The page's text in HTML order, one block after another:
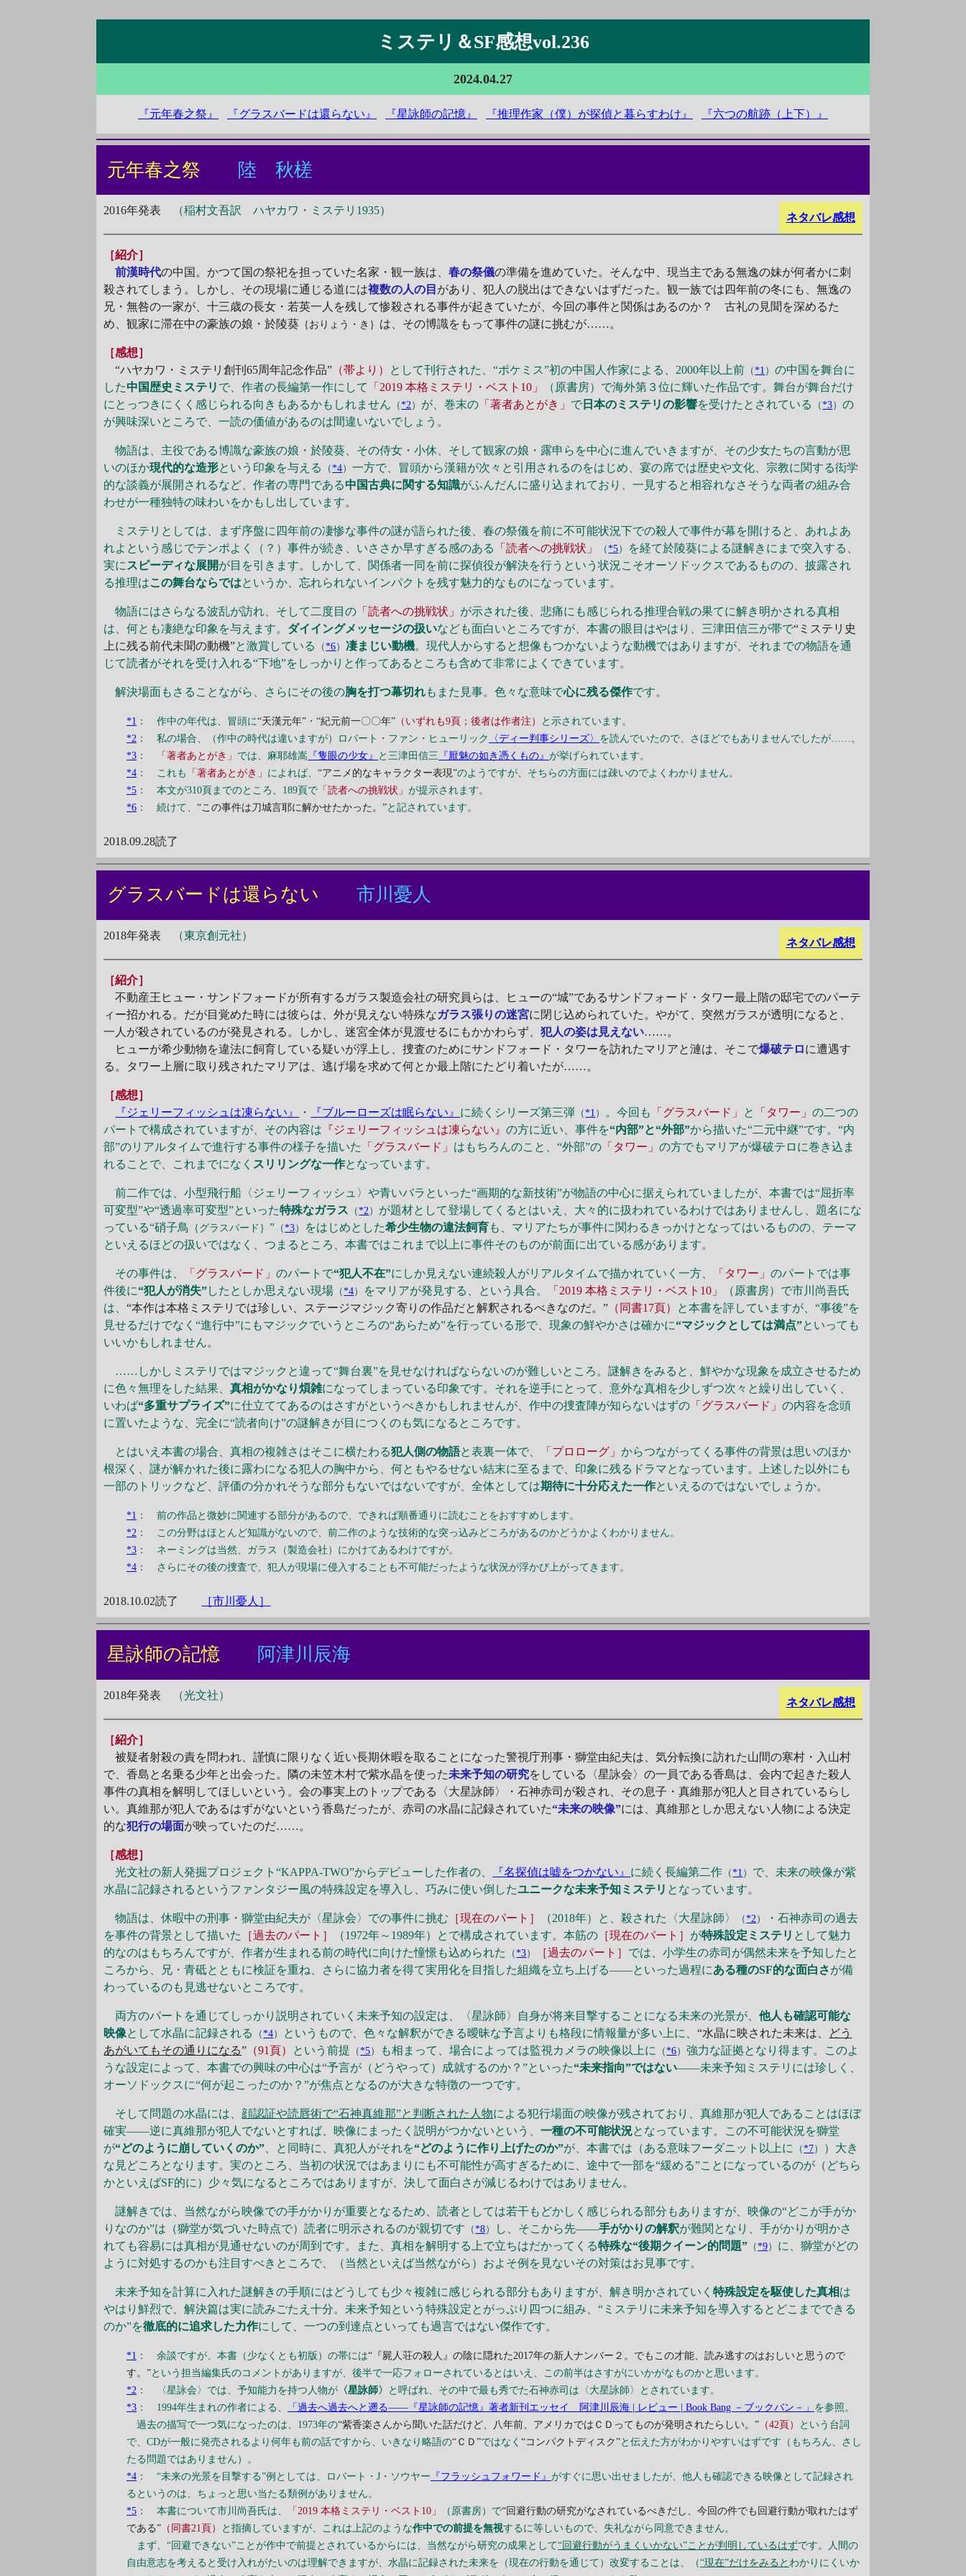
ミステリ＆SF感想vol.236
2024.04.27
『元年春之祭』 『グラスバードは還らない』 『星詠師の記憶』 『推理作家（僕）が探偵と暮らすわけ』 『六つの航跡（上下）』
元年春之祭 陸 秋槎
ネタバレ感想
2016年発表 （稲村文吾訳 ハヤカワ・ミステリ1935）
［紹介］
前漢時代の中国。かつて国の祭祀を担っていた名家・観一族は、春の祭儀の準備を進めていた。そんな中、現当主である無逸の妹が何者かに刺
殺されてしまう。しかし、その現場に通じる道には複数の人の目 があり、犯人の脱出はできないはずだった。観一族では四年前の冬にも、無逸の
兄・無咎の一家が、十三歳の長女・若英一人を残して惨殺される事件が起きていたが、今回の事件と関係はあるのか？ 古礼の見聞を深めるた
め、観家に滞在中の豪族の娘・於陵葵 ｛おりょう・き｝ は、その博識をもって事件の謎に挑むが……。
［感想］
“ハヤカワ・ミステリ創刊65周年記念作品” （帯より） として刊行された、“ポケミス”初の中国人作家による、2000年以上前 （*1 ）の中国を舞台に
した中国歴史ミステリ で、作者の長編第一作にして 「2019 本格ミステリ・ベスト10」
（原書房）で海外第３位に輝いた作品です。舞台が舞台だけ
にとっつきにくく感じられる向きもあるかもしれません （*2） が、巻末の 「著者あとがき」 で 日本のミステリの影響を受けたとされている （*3）の
が興味深いところで、一読の価値があるのは間違いないでしょう。
物語は、主役である博識な豪族の娘・於陵葵、その侍女・小休、そして観家の娘・露申らを中心に進んでいきますが、その少女たちの言動が思
いのほか現代的な造形という印象を与える （*4）一方で、冒頭から漢籍が次々と引用されるのをはじめ、宴の席では歴史や文化、宗教に関する衒学
的な談義が展開されるなど、作者の専門である中国古典に関する知識がふんだんに盛り込まれており、一見すると相容れなさそうな両者の組み合
わせが一種独特の味わいをかもし出しています。
ミステリとしては、まず序盤に四年前の凄惨な事件の謎が語られた後、春の祭儀を前に不可能状況下での殺人で事件が幕を開けると、あれよあ
れよという感じでテンポよく（？）事件が続き、いささか早すぎる感のある
「読者への挑戦状」 （*5）
を経て於陵葵による謎解きにまで突入する、
実に スピーディな展開が目を引きます。しかして、関係者一同を前に探偵役が解決を行うという状況こそオーソドックスであるものの、披露され
る推理はこの舞台ならではというか、忘れられないインパクトを残す魅力的なものになっています。
物語にはさらなる波乱が訪れ、そして二度目の 「読者への挑戦状」 が示された後、悲痛にも感じられる推理合戦の果てに解き明かされる真相
は、何とも凄絶な印象を与えます。 ダイイングメッセージの扱いなども面白いところですが、本書の眼目はやはり、三津田信三が帯で“ミステリ史
上に残る前代未聞の動機”と激賞している （*6） 凄まじい動機。現代人からすると想像もつかないような動機ではありますが、それまでの物語を通
じて読者がそれを受け入れる“下地”をしっかりと作ってあるところも含めて非常によくできています。
解決場面もさることながら、さらにその後の胸を打つ幕切れもまた見事。色々な意味で心に残る傑作です。
*1 ： 作中の年代は、冒頭に“天漢元年” ・“紀元前一〇〇年” （いずれも9頁；後者は作者注）
と示されています。
*2 ： 私の場合、（作中の時代は違いますが）ロバート・ファン・ヒューリック 〈ディー判事シリーズ〉 を読んでいたので、さほどでもありませんでしたが……。
*3 ： 「著者あとがき」 では、麻耶雄嵩 『隻眼の少女』 と三津田信三 『厭魅の如き憑くもの』が挙げられています。
*4 ： これも 「著者あとがき」 によれば、“アニメ的なキャラクター表現”のようですが、そちらの方面には疎いのでよくわかりません。
*5 ： 本文が310頁までのところ、189頁で 「読者への挑戦状」が提示されます。
*6 ： 続けて、“この事件は刀城言耶に解かせたかった。”と記されています。
2018.09.28読了
グラスバードは還らない市川憂人
ネタバレ感想
2018年発表 （東京創元社）
［紹介］
不動産王ヒュー・サンドフォードが所有するガラス製造会社の研究員らは、ヒューの“城”であるサンドフォード・タワー最上階の邸宅でのパーテ
ィー招かれる。だが目覚めた時には彼らは、外が見えない特殊なガラス張りの迷宮に閉じ込められていた。やがて、突然ガラスが透明になると、
一人が殺されているのが発見される。しかし、迷宮全体が見渡せるにもかかわらず、犯人の姿は見えない……。
ヒューが希少動物を違法に飼育している疑いが浮上し、捜査のためにサンドフォード・タワーを訪れたマリアと漣は、そこで爆破テロに遭遇す
る。タワー上層に取り残されたマリアは、逃げ場を求めて何とか最上階にたどり着いたが……。
［感想］
『ジェリーフィッシュは凍らない』
・ 『ブルーローズは眠らない』 に続くシリーズ第三弾 （*1 ） 。今回も 「グラスバード」 と 「タワー」の二つの
パートで構成されていますが、その内容は 『ジェリーフィッシュは凍らない』の方に近い、事件を“内部”と“外部”から描いた“二元中継”です。“内
部”のリアルタイムで進行する事件の様子を描いた
「グラスバード」 はもちろんのこと、“外部”の 「タワー」の方でもマリアが爆破テロに巻き込ま
れることで、これまでになく スリリングな一作となっています。
前二作では、小型飛行船〈ジェリーフィッシュ〉や青いバラといった“画期的な新技術”が物語の中心に据えられていましたが、本書では“屈折率
可変型”や“透過率可変型”といった特殊なガラス （*2） が題材として登場してくるとはいえ、大々的に扱われているわけではありませんし、題名にな
っている“硝子鳥 ｛グラスバード｝” （*3） をはじめとした希少生物の違法飼育も、マリアたちが事件に関わるきっかけとなってはいるものの、テーマ
といえるほどの扱いではなく、つまるところ、本書ではこれまで以上に事件そのものが前面に出ている感があります。
その事件は、 「グラスバード」のパートで“犯人不在”にしか見えない連続殺人がリアルタイムで描かれていく一方、 「タワー」のパートでは事
件後に“犯人が消失”したとしか思えない現場 （*4） をマリアが発見する、という具合。 「2019 本格ミステリ・ベスト10」
（原書房）で市川尚吾氏
は、“本作は本格ミステリでは珍しい、ステージマジック寄りの作品だと解釈されるべきなのだ。” （同書17頁） と本書を評していますが、“事後”を
見せるだけでなく“進行中”にもマジックでいうところの“あらため”を行っている形で、現象の鮮やかさは確かに“マジックとしては満点”といっても
いいかもしれません。
……しかしミステリではマジックと違って“舞台裏”を見せなければならないのが難しいところ。謎解きをみると、鮮やかな現象を成立させるため
に色々無理をした結果、真相がかなり煩雑になってしまっている印象です。それを逆手にとって、意外な真相を少しずつ次々と繰り出していく、
いわば“多重サプライズ”に仕立ててあるのはさすがというべきかもしれませんが、作中の捜査陣が知らないはずの 「グラスバード」の内容を念頭
に置いたような、完全に“読者向け”の謎解きが目につくのも気になるところです。
とはいえ本書の場合、真相の複雑さはそこに横たわる犯人側の物語と表裏一体で、 「プロローグ」からつながってくる事件の背景は思いのほか
根深く、謎が解かれた後に露わになる犯人の胸中から、何ともやるせない結末に至るまで、印象に残るドラマとなっています。上述した以外にも
一部のトリックなど、評価の分かれそうな部分もないではないですが、全体としては期待に十分応えた一作といえるのではないでしょうか。
*1 ： 前の作品と微妙に関連する部分があるので、できれば順番通りに読むことをおすすめします。
*2 ： この分野はほとんど知識がないので、前二作のような技術的な突っ込みどころがあるのかどうかよくわかりません。
*3 ： ネーミングは当然、ガラス（製造会社）にかけてあるわけですが。
*4 ： さらにその後の捜査で、犯人が現場に侵入することも不可能だったような状況が浮かび上がってきます。
2018.10.02読了 ［市川憂人］
星詠師の記憶 阿津川辰海
ネタバレ感想
2018年発表 （光文社）
［紹介］
被疑者射殺の責を問われ、謹慎に限りなく近い長期休暇を取ることになった警視庁刑事・獅堂由紀夫は、気分転換に訪れた山間の寒村・入山村
で、香島と名乗る少年と出会った。隣の未笠木村で紫水晶を使った未来予知の研究をしている〈星詠会〉の一員である香島は、会内で起きた殺人
事件の真相を解明してほしいという。会の事実上のトップである〈大星詠師〉・石神赤司が殺され、その息子・真維那が犯人と目されているらし
い。真維那が犯人であるはずがないという香島だったが、赤司の水晶に記録されていた“未来の映像”には、真維那としか思えない人物による決定
的な犯行の場面が映っていたのだ……。
［感想］
光文社の新人発掘プロジェクト“KAPPA-TWO”からデビューした作者の、
『名探偵は嘘をつかない』 に続く長編第二作 （*1 ） で、未来の映像が紫
水晶に記録されるというファンタジー風の特殊設定を導入し、巧みに使い倒したユニークな未来予知ミステリ となっています。
物語は、休暇中の刑事・獅堂由紀夫が〈星詠会〉での事件に挑む ［現在のパート］ （2018年）と、殺された〈大星詠師〉 （*2）
・石神赤司の過去
を事件の背景として描いた
［過去のパート］ （1972年～1989年）とで構成されています。本筋の ［現在のパート］ が特殊設定ミステリ として魅力
的なのはもちろんですが、作者が生まれる前の時代に向けた憧憬も込められた
（*3） ［過去のパート］ では、小学生の赤司が偶然未来を予知したと
ころから、兄・青砥とともに検証を重ね、さらに協力者を得て実用化を目指した組織を立ち上げる――といった過程にある種のSF的な面白さが備
わっているのも見逃せないところです。
両方のパートを通じてしっかり説明されていく未来予知の設定は、〈星詠師〉自身が将来目撃することになる未来の光景が、他人も確認可能な
映像として水晶に記録される （*4） というもので、色々な解釈ができる曖昧な予言よりも格段に情報量が多い上に、“水晶に映された未来は、 どう
あがいてもその通りになる” （91頁） という前提 （*5） も相まって、場合によっては監視カメラの映像以上に （*6）強力な証拠となり得ます。このよ
うな設定によって、本書での興味の中心は“予言が（どうやって）成就するのか？”といった“未来指向”ではない――未来予知ミステリには珍しく、
オーソドックスに“何が起こったのか？”が焦点となるのが大きな特徴の一つです。
そして問題の水晶には、 顔認証や読唇術で“石神真維那”と判断された人物による犯行場面の映像が残されており、真維那が犯人であることはほぼ
確実――逆に真維那が犯人でないとすれば、映像にまったく説明がつかないという、一種の不可能状況となっています。この不可能状況を獅堂
が“どのように崩していくのか” 、と同時に、真犯人がそれを“どのように作り上げたのか”が、本書では（ある意味フーダニット以上に （*7）
）大き
な見どころとなります。実のところ、当初の状況ではあまりにも不可能性が高すぎるために、途中で一部を“緩める”ことになっているのが（どちら
かといえばSF的に）少々気になるところではありますが、決して面白さが減じるわけではありません。
謎解きでは、当然ながら映像での手がかりが重要となるため、読者としては若干もどかしく感じられる部分もありますが、映像の“どこが手がか
りなのか”は（獅堂が気づいた時点で）読者に明示されるのが親切です （*8） し、そこから先――手がかりの解釈が難関となり、手がかりが明かさ
れても容易には真相が見通せないのが周到です。また、真相を解明する上で立ちはだかってくる特殊な“後期クイーン的問題” （*9） に、獅堂がどの
ように対処するのかも注目すべきところで、（当然といえば当然ながら）およそ例を見ないその対策はお見事です。
未来予知を計算に入れた謎解きの手順にはどうしても少々複雑に感じられる部分もありますが、解き明かされていく特殊設定を駆使した真相は
やはり鮮烈で、解決篇は実に読みごたえ十分。未来予知という特殊設定とがっぷり四つに組み、“ミステリに未来予知を導入するとどこまでできる
のか”を徹底的に追求した力作にして、一つの到達点といっても過言ではない傑作です。
*1 ： 余談ですが、本書（少なくとも初版）の帯には“『屍人荘の殺人』の陰に隠れた2017年の新人ナンバー２。でもこの才能、読み逃すのはおしいと思うので
す。”という担当編集氏のコメントがありますが、後半で一応フォローされているとはいえ、この前半はさすがにいかがなものかと思います。
*2 ： 〈星詠会〉では、予知能力を持つ人物が 〈星詠師〉
と呼ばれ、その中で最も秀でた石神赤司は〈大星詠師〉とされています。
*3 ： 1994年生まれの作者による、 「過去へ過去へと遡る――『星詠師の記憶』著者新刊エッセイ 阿津川辰海 | レビュー | Book Bang －ブックバン－」 を参照。
過去の描写で一つ気になったのは、1973年の“紫香楽さんから聞いた話だけど、八年前、アメリカではＣＤってものが発明されたらしい。” （42頁）
という台詞
で、CDが一般に発売されるより何年も前の話ですから、いきなり略語の“ＣＤ”ではなく“コンパクトディスク”と伝えた方がわかりやすいはずです（もちろん、さし
たる問題ではありません）。
*4 ： “未来の光景を目撃する”例としては、ロバート・J・ソウヤー 『フラッシュフォワード』がすぐに思い出せましたが、他人も確認できる映像として記録され
るというのは、ちょっと思い当たる類例がありません。
*5 ： 本書について市川尚吾氏は、 「2019 本格ミステリ・ベスト10」 （原書房）で“回避行動の研究がなされているべきだし、今回の件でも回避行動が取れたはず
である” （同書21頁） と指摘していますが、これは上記のような作中での前提を無視するに等しいもので、失礼ながら同意できません。
まず、“回避できない”ことが作中で前提とされているからには、当然ながら研究の成果として“回避行動がうまくいかない”ことが判明しているはずです。人間の
自由意志を考えると受け入れがたいのは理解できますが、水晶に記録された未来を（現在の行動を通じて）改変することは、（“現在”だけをみると わかりにくいか